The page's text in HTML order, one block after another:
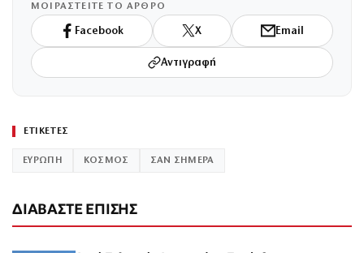
ΜΟΙΡΑΣΤΕΙΤΕ ΤΟ ΑΡΘΡΟ
Facebook X Email
Αντιγραφή
ΕΤΙΚΕΤΕΣ
ΕΥΡΩΠΗ ΚΟΣΜΟΣ ΣΑΝ ΣΗΜΕΡΑ
ΔΙΑΒΑΣΤΕ ΕΠΙΣΗΣ